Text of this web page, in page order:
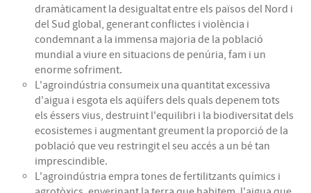
dramàticament la desigualtat entre els països del Nord i
del Sud global, generant conflictes i violència i
condemnant a la immensa majoria de la població
mundial a viure en situacions de penúria, fam i un
enorme sofriment.
L'agroindústria consumeix una quantitat excessiva
d'aigua i esgota els aqüífers dels quals depenem tots
els éssers vius, destruint l'equilibri i la biodiversitat dels
ecosistemes i augmentant greument la proporció de la
població que veu restringit el seu accés a un bé tan
imprescindible.
L'agroindústria empra tones de fertilitzants químics i